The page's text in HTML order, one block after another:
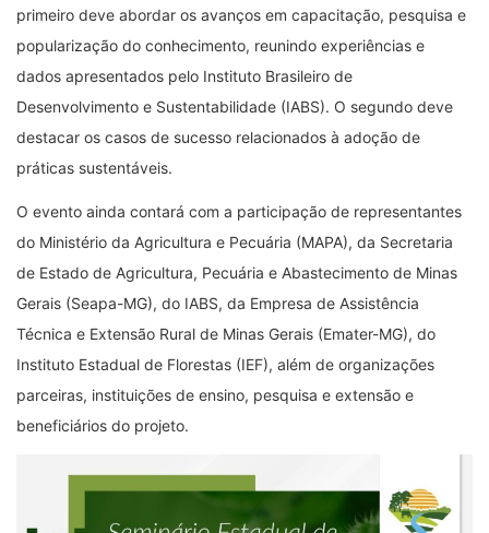
primeiro deve abordar os avanços em capacitação, pesquisa e
popularização do conhecimento, reunindo experiências e
dados apresentados pelo Instituto Brasileiro de
Desenvolvimento e Sustentabilidade (IABS). O segundo deve
destacar os casos de sucesso relacionados à adoção de
práticas sustentáveis.
O evento ainda contará com a participação de representantes
do Ministério da Agricultura e Pecuária (MAPA), da Secretaria
de Estado de Agricultura, Pecuária e Abastecimento de Minas
Gerais (Seapa-MG), do IABS, da Empresa de Assistência
Técnica e Extensão Rural de Minas Gerais (Emater-MG), do
Instituto Estadual de Florestas (IEF), além de organizações
parceiras, instituições de ensino, pesquisa e extensão e
beneficiários do projeto.